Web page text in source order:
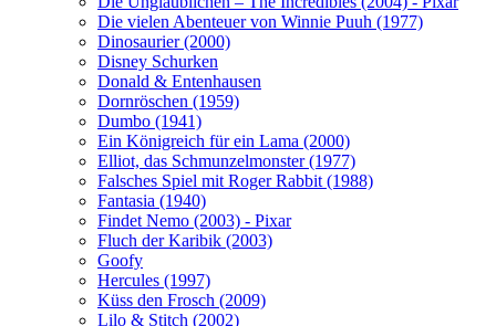
Die vielen Abenteuer von Winnie Puuh (1977)
Dinosaurier (2000)
Disney Schurken
Donald & Entenhausen
Dornröschen (1959)
Dumbo (1941)
Ein Königreich für ein Lama (2000)
Elliot, das Schmunzelmonster (1977)
Falsches Spiel mit Roger Rabbit (1988)
Fantasia (1940)
Findet Nemo (2003) - Pixar
Fluch der Karibik (2003)
Goofy
Hercules (1997)
Küss den Frosch (2009)
Lilo & Stitch (2002)